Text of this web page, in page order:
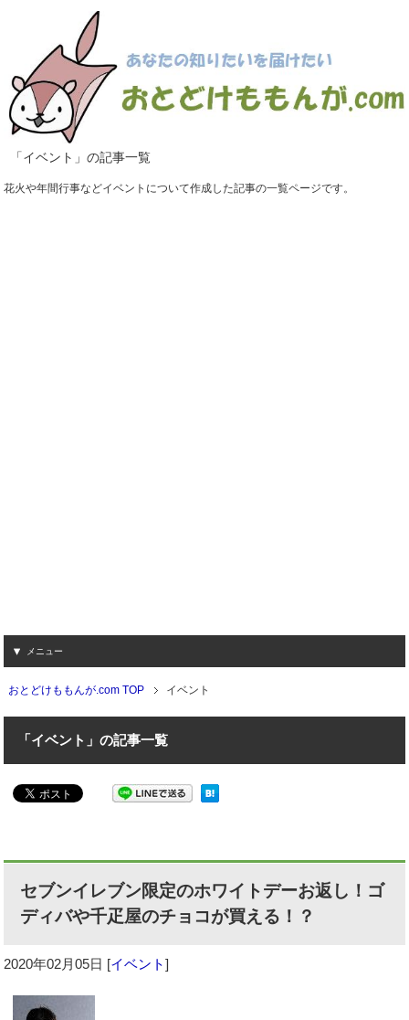
「イベント」の記事一覧
花火や年間行事などイベントについて作成した記事の一覧ページです。
メニュー
おとどけももんが.com TOP イベント
「イベント」の記事一覧
セブンイレブン限定のホワイトデーお返し！ゴ
ディバや千疋屋のチョコが買える！？
2020年02月05日 [イベント]